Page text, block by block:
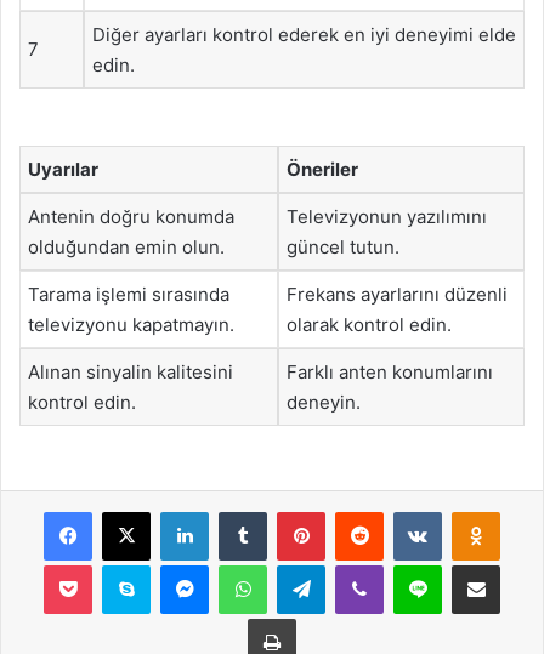
7
Diğer ayarları kontrol ederek en iyi deneyimi elde
edin.
Uyarılar Öneriler
Antenin doğru konumda
olduğundan emin olun.
Televizyonun yazılımını
güncel tutun.
Tarama işlemi sırasında
televizyonu kapatmayın.
Frekans ayarlarını düzenli
olarak kontrol edin.
Alınan sinyalin kalitesini
kontrol edin.
Farklı anten konumlarını
deneyin.
Facebook
X LinkedInTumblr PinterestReddit VKontakte
Pocket Skype MessengerWhatsAppTelegramViber Line E-Posta ile
Yazdır